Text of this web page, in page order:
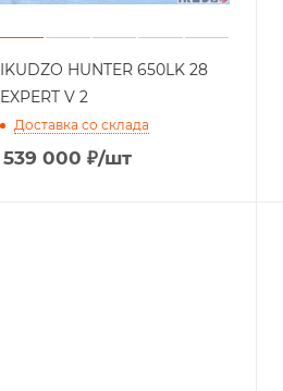
IKUDZO HUNTER 650LK 28
EXPERT V 2
Доставка со склада
539 000 ₽/шт